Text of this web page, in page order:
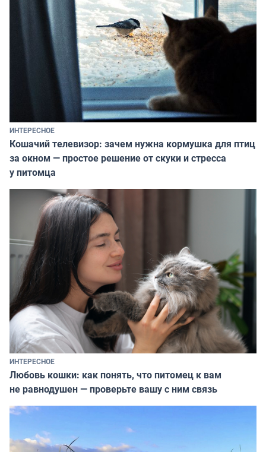
ИНТЕРЕСНОЕ
Кошачий телевизор: зачем нужна кормушка для птиц
за окном — простое решение от скуки и стресса
у питомца
ИНТЕРЕСНОЕ
Любовь кошки: как понять, что питомец к вам
не равнодушен — проверьте вашу с ним связь